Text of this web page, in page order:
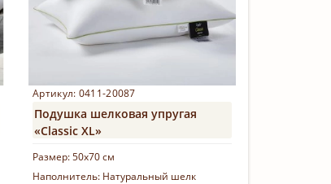
Артикул: 0411-20087
Подушка шелковая упругая
«Classic XL»
Размер:50х70 см
Наполнитель: Натуральный шелк